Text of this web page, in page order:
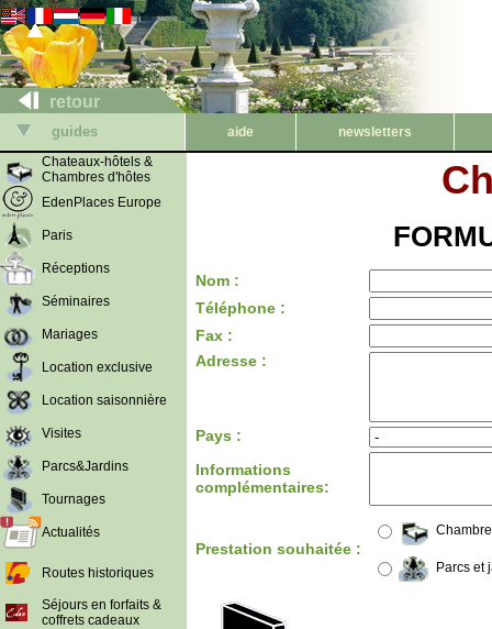
retour
guides aide
newsletters
Chateaux-hôtels &
Chambres d'hôtes
EdenPlaces Europe
Paris
Réceptions
Séminaires
Mariages
Location exclusive
Location saisonnière
Visites
Parcs&Jardins
Tournages
Actualités
Routes historiques
Séjours en forfaits &
coffrets cadeaux
Nom :
Téléphone :
Fax :
Adresse :
Pays :
Informations
complémentaires:
Prestation souhaitée :
Parcs et